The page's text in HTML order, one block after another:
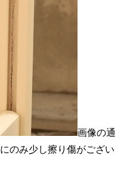
画像の通
のみ少し擦り傷がござい